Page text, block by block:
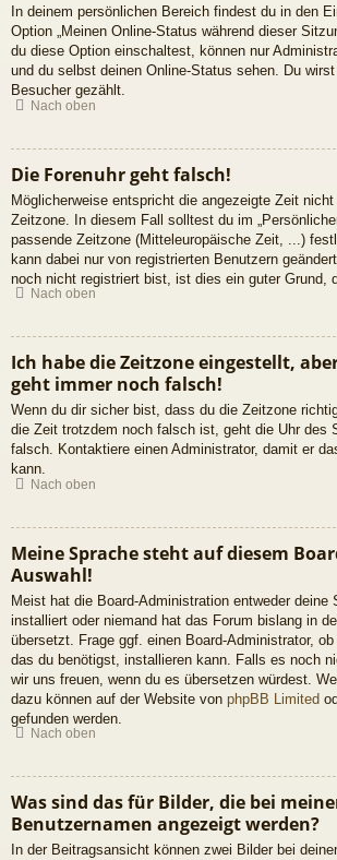
In deinem persönlichen Bereich findest du in den
Option „Meinen Online-Status während dieser
du diese Option einschaltest, können nur
und du selbst deinen Online-Status sehen. Du
Besucher gezählt.
Nach oben
Die Forenuhr geht falsch!
Möglicherweise entspricht die angezeigte Zeit
Zeitzone. In diesem Fall solltest du im
passende Zeitzone (Mitteleuropäische Zeit, ...)
kann dabei nur von registrierten Benutzern
noch nicht registriert bist, ist dies ein guter Grund,
Nach oben
Ich habe die Zeitzone eingestellt,
geht immer noch falsch!
Wenn du dir sicher bist, dass du die Zeitzone
die Zeit trotzdem noch falsch ist, geht die Uhr des
falsch. Kontaktiere einen Administrator, damit er
kann.
Nach oben
Meine Sprache steht auf diesem
Auswahl!
Meist hat die Board-Administration entweder deine
installiert oder niemand hat das Forum bislang in
übersetzt. Frage ggf. einen Board-Administrator, ob
das du benötigst, installieren kann. Falls es noch
wir uns freuen, wenn du es übersetzen würdest.
dazu können auf der Website von phpBB Limited
gefunden werden.
Nach oben
Was sind das für Bilder, die bei
Benutzernamen angezeigt werden?
In der Beitragsansicht können zwei Bilder bei